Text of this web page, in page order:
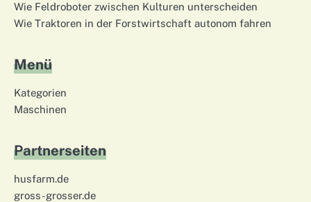
Wie Feldroboter zwischen Kulturen unterscheiden
Wie Traktoren in der Forstwirtschaft autonom fahren
Menü
Kategorien
Maschinen
Partnerseiten
husfarm.de
gross-grosser.de